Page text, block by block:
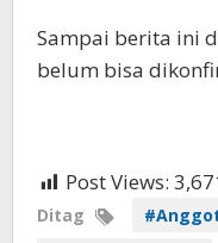
Sampai berita ini
belum bisa
Post Views:
Ditag